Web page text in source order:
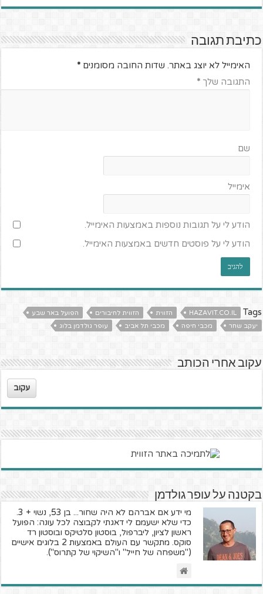
כתיבת תגובה
האימייל לא יוצג באתר. שדות החובה מסומנים*
התגובה שלך*
שם
אימייל
הודע לי על תגובות נוספות באמצעות האימייל.
הודע לי על פוסטים חדשים באמצעות האימייל.
Tags
HAZAVIT.CO.IL הזווית הזווית לחיבורים
הפועל באר שבע
יעקב שחר
מכבי חיפה מכבי תל אביב עופר גולדמן בלוג
עקוב אחרי הכותב
עקוב
בקטנה על עופר גולדמן
מי ידע אם אברהם לא היה שחור... בן 53, נשוי + 3.
כדי שלא ישעמם לי דאגתי לקבוצה לכל עונה: הפועל
ראשון לציון, ליברפול, בוסטון סלטיקס ובוסטון רד
סוקס. מתקשר עם העולם באמצעות 2 בלוגים אישיים
("משפחה של חייל" ו"השיקוי של קתרוס").